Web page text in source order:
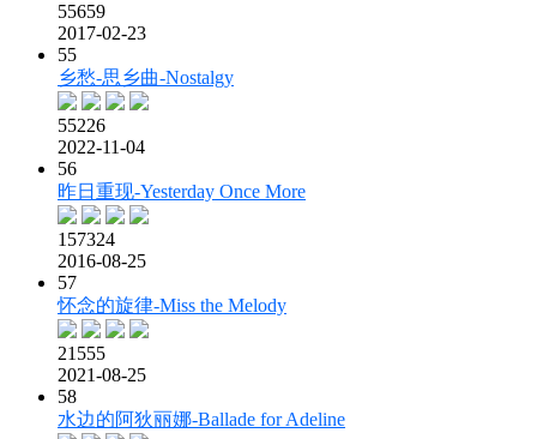
55659
2017-02-23
55
乡愁-思乡曲-Nostalgy
55226
2022-11-04
56
昨日重现-Yesterday Once More
157324
2016-08-25
57
怀念的旋律-Miss the Melody
21555
2021-08-25
58
水边的阿狄丽娜-Ballade for Adeline